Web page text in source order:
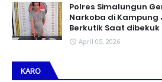
Polres Simalungun
Narkoba di Kampung
Berkutik Saat dibekuk
April 05, 2026
KARO